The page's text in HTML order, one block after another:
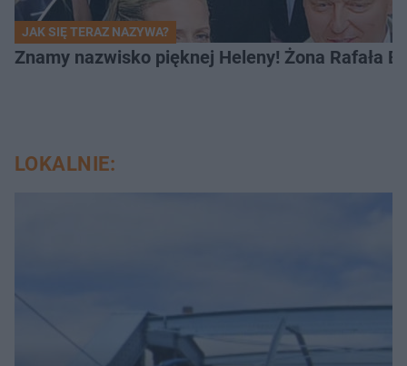
JAK SIĘ TERAZ NAZYWA?
Znamy nazwisko pięknej Heleny! Żona Rafała
LOKALNIE: